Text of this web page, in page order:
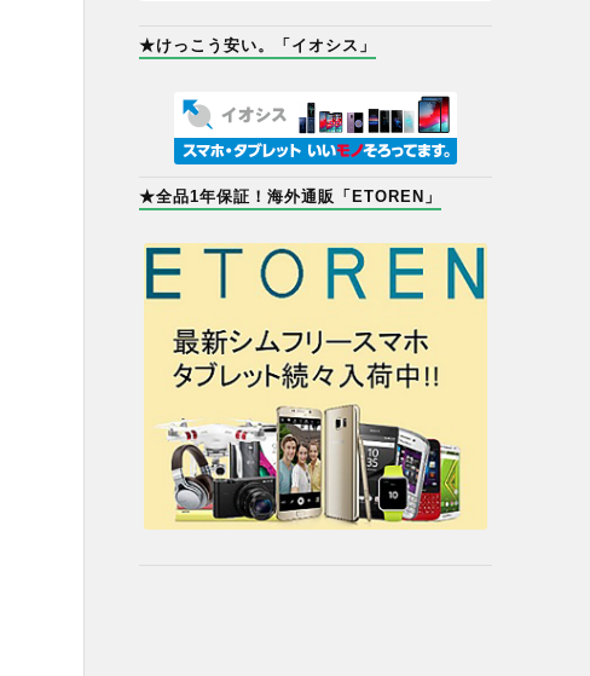
★けっこう安い。「イオシス」
★全品1年保証！海外通販「ETOREN」